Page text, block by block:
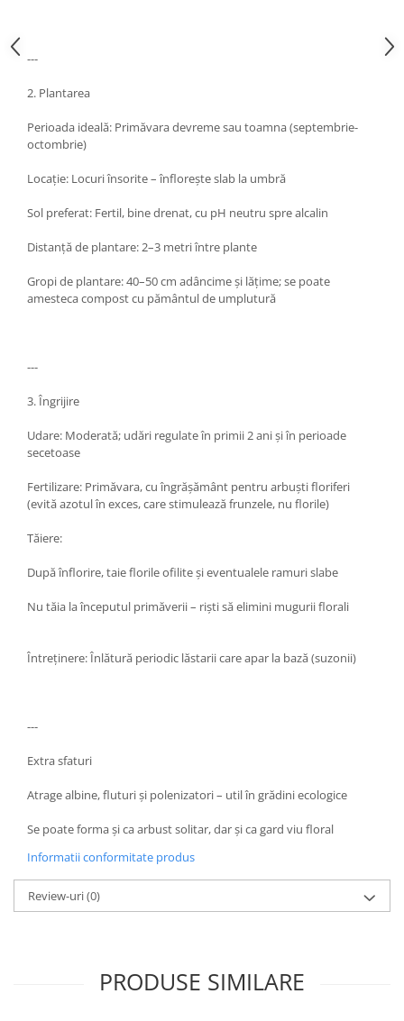
---
2. Plantarea
Perioada ideală: Primăvara devreme sau toamna (septembrie-
octombrie)
Locație: Locuri însorite – înflorește slab la umbră
Sol preferat: Fertil, bine drenat, cu pH neutru spre alcalin
Distanță de plantare: 2–3 metri între plante
Gropi de plantare: 40–50 cm adâncime și lățime; se poate
amesteca compost cu pământul de umplutură
---
3. Îngrijire
Udare: Moderată; udări regulate în primii 2 ani și în perioade
secetoase
Fertilizare: Primăvara, cu îngrășământ pentru arbuști floriferi
(evită azotul în exces, care stimulează frunzele, nu florile)
Tăiere:
După înflorire, taie florile ofilite și eventualele ramuri slabe
Nu tăia la începutul primăverii – riști să elimini mugurii florali
Întreținere: Înlătură periodic lăstarii care apar la bază (suzonii)
---
Extra sfaturi
Atrage albine, fluturi și polenizatori – util în grădini ecologice
Se poate forma și ca arbust solitar, dar și ca gard viu floral
Informatii conformitate produs
Review-uri(0)
PRODUSE SIMILARE